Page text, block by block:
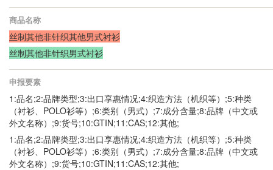
商品名称
丝制其他非针织其他男式衬衫
丝制其他非针织男式衬衫
申报要素
1:品名;2:品牌类型;3:出口享惠情况;4:织造方法（机织等）;5:种类
（衬衫、POLO衫等）;6:类别（男式）;7:成分含量;8:品牌（中文或
外文名称）;9:货号;10:GTIN;11:CAS;12:其他;
1:品名;2:品牌类型;3:出口享惠情况;4:织造方法（机织等）;5:种类
（衬衫、POLO衫等）;6:类别（男式）;7:成分含量;8:品牌（中文或
外文名称）;9:货号;10:GTIN;11:CAS;12:其他;